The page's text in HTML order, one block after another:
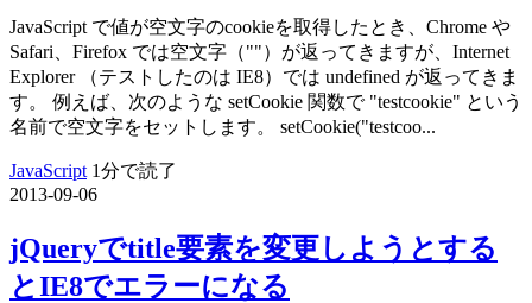
JavaScript で値が空文字のcookieを取得したとき、Chrome や
Safari、Firefox では空文字（""）が返ってきますが、Internet
Explorer （テストしたのは IE8）では undefined が返ってきま
す。 例えば、次のような setCookie 関数で "testcookie" という
名前で空文字をセットします。 setCookie("testcoo...
JavaScript 1分で読了
2013-09-06
jQueryでtitle要素を変更しようとする
とIE8でエラーになる